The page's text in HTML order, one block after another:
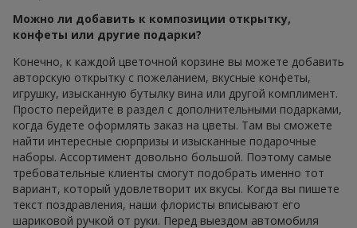
Можно ли добавить к композиции открытку,
конфеты или другие подарки?
Конечно, к каждой цветочной корзине вы можете добавить
авторскую открытку с пожеланием, вкусные конфеты,
игрушку, изысканную бутылку вина или другой комплимент.
Просто перейдите в раздел с дополнительными подарками,
когда будете оформлять заказ на цветы. Там вы сможете
найти интересные сюрпризы и изысканные подарочные
наборы. Ассортимент довольно большой. Поэтому самые
требовательные клиенты смогут подобрать именно тот
вариант, который удовлетворит их вкусы. Когда вы пишете
текст поздравления, наши флористы вписывают его
шариковой ручкой от руки. Перед выездом автомобиля